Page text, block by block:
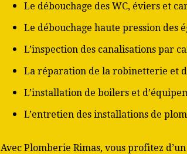
Le débouchage des WC, éviers et
Le débouchage haute pression des
L’inspection des canalisations par
La réparation de la robinetterie et
L’installation de boilers et
L’entretien des installations de
Avec Plomberie Rimas, vous profitez